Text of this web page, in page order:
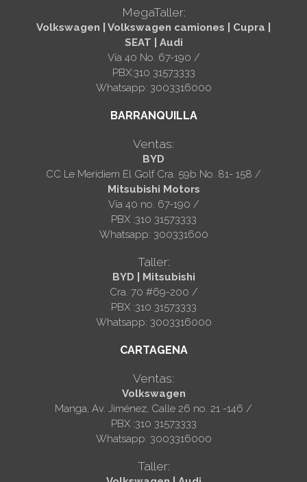
MegaTaller:
Volkswagen | Volkswagen camiones | Cupra |
SEAT | Audi
Vía 40 No. 67-190 /
PBX:310 31573333
Whatsapp: 3003316000
BARRANQUILLA
Ventas:
BYD
CC Le Meridiem El Golf Cra. 59b No. 81- 158 /
Mitsubishi Motors
Vía 40 no. 67-190 /
PBX :310 31573333
Whatsapp: 300331600
Taller:
BYD | Mitsubishi
Cra. 70 #69-200 /
PBX :310 31573333
Whatsapp: 3003316000
CARTAGENA
Ventas:
Volkswagen
Manga, Av. Jiménez, Calle 26 no. 21 -146 /
PBX :310 31573333
Whatsapp: 3003316000
Taller: